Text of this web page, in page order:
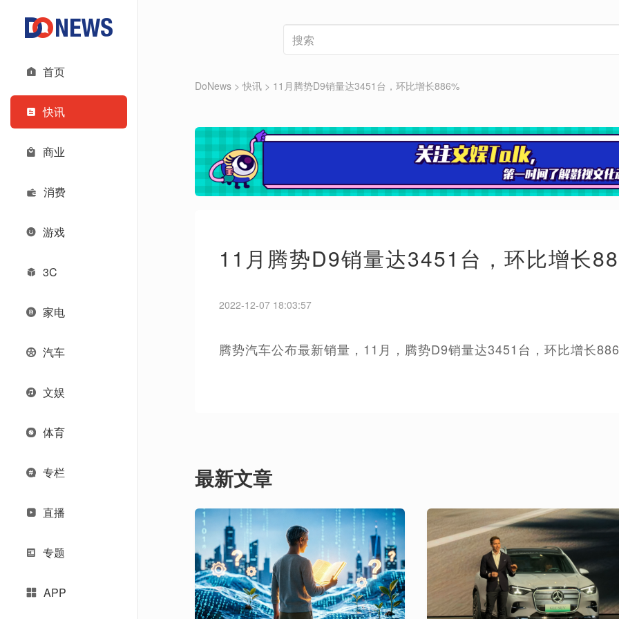
首页
快讯
商业
消费
游戏
3C
家电
汽车
文娱
体育
专栏
直播
专题
APP
DoNews >快讯 > 11月腾势D9销量达3451台，环比增长886%
11月腾势D9销量达3451台，环比增长
2022-12-07 18:03:57
腾势汽车公布最新销量，11月，腾势D9销量达3451台，环比增长
最新文章